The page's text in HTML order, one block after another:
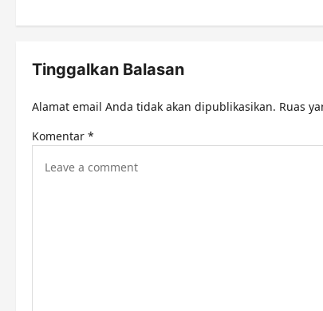
n
i
Tinggalkan Balasan
Alamat email Anda tidak akan dipublikasikan. Ruas
Komentar *